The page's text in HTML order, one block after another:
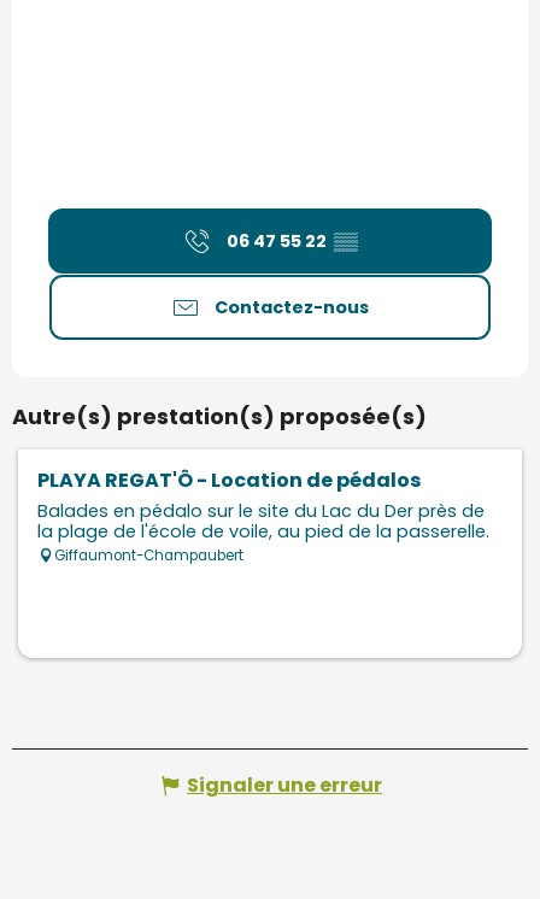
06 47 55 22 ▒▒
Contactez-nous
Autre(s) prestation(s) proposée(s)
PLAYA REGAT'Ô - Location de pédalos
Balades en pédalo sur le site du Lac du Der près de
la plage de l'école de voile, au pied de la passerelle.
Giffaumont-Champaubert
Signaler une erreur